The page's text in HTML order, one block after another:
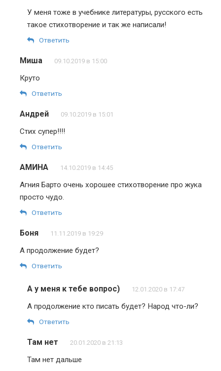
У меня тоже в учебнике литературы, русского есть
такое стихотворение и так же написали!
Ответить
Миша 09.10.2019 в 15:00
Круто
Ответить
Андрей 09.10.2019 в 15:01
Стих супер!!!!
Ответить
АМИНА 14.10.2019 в 14:45
Агния Барто очень хорошее стихотворение про жука
просто чудо.
Ответить
Боня 11.11.2019 в 19:29
А продолжение будет?
Ответить
А у меня к тебе вопрос) 12.01.2020 в 17:47
А продолжение кто писать будет? Народ что-ли?
Ответить
Там нет 20.01.2020 в 21:13
Там нет дальше